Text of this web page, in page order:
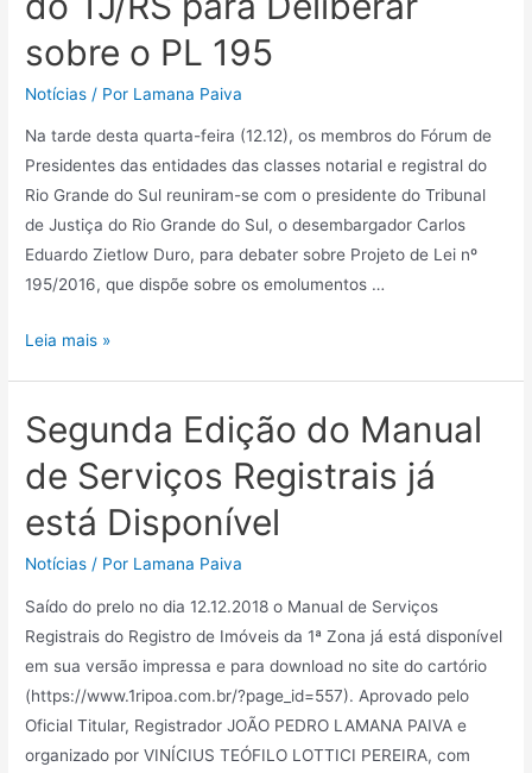
sobre o PL 195
Notícias / Por Lamana Paiva
Na tarde desta quarta-feira (12.12), os membros do Fórum de
Presidentes das entidades das classes notarial e registral do
Rio Grande do Sul reuniram-se com o presidente do Tribunal
de Justiça do Rio Grande do Sul, o desembargador Carlos
Eduardo Zietlow Duro, para debater sobre Projeto de Lei nº
195/2016, que dispõe sobre os emolumentos …
Leia mais »
Segunda Edição do Manual
de Serviços Registrais já
está Disponível
Notícias / Por Lamana Paiva
Saído do prelo no dia 12.12.2018 o Manual de Serviços
Registrais do Registro de Imóveis da 1ª Zona já está disponível
em sua versão impressa e para download no site do cartório
(https://www.1ripoa.com.br/?page_id=557). Aprovado pelo
Oficial Titular, Registrador JOÃO PEDRO LAMANA PAIVA e
organizado por VINÍCIUS TEÓFILO LOTTICI PEREIRA, com